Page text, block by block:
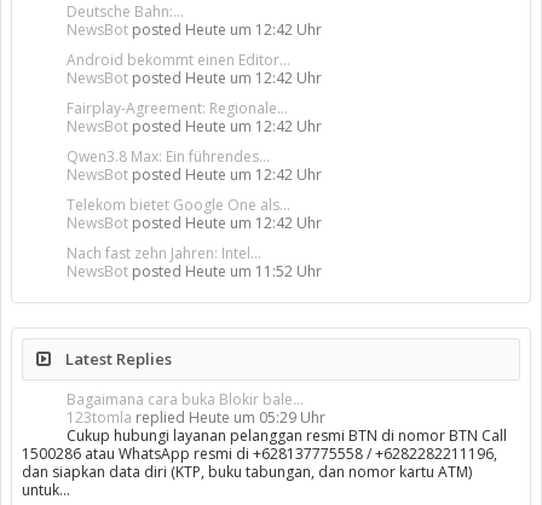
Deutsche Bahn:...
NewsBot posted Heute um 12:42 Uhr
Android bekommt einen Editor...
NewsBot posted Heute um 12:42 Uhr
Fairplay-Agreement: Regionale...
NewsBot posted Heute um 12:42 Uhr
Qwen3.8 Max: Ein führendes...
NewsBot posted Heute um 12:42 Uhr
Telekom bietet Google One als...
NewsBot posted Heute um 12:42 Uhr
Nach fast zehn Jahren: Intel...
NewsBot posted Heute um 11:52 Uhr
Latest Replies
Bagaimana cara buka Blokir bale...
123tomla replied Heute um 05:29 Uhr
Cukup hubungi layanan pelanggan resmi BTN di nomor BTN Call
1500286 atau WhatsApp resmi di +628137775558 / +6282282211196,
dan siapkan data diri (KTP, buku tabungan, dan nomor kartu ATM)
untuk…